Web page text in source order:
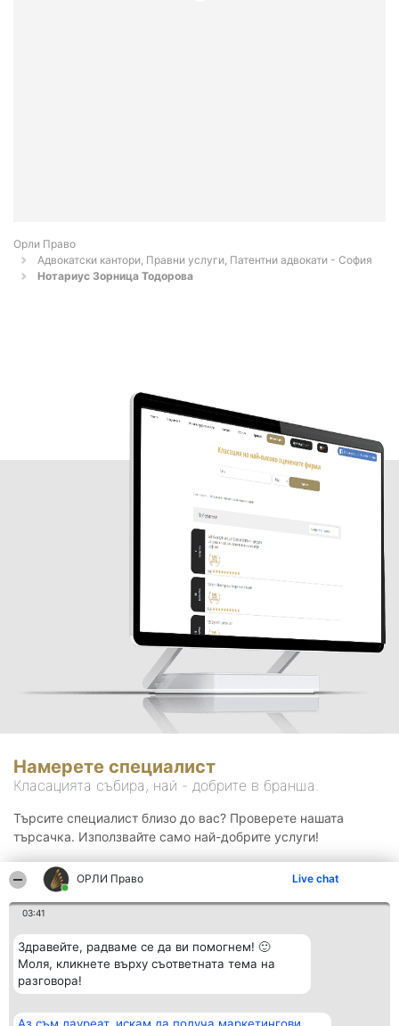
ОРЛИ Право Live chat
03:41
Здравейте, радваме се да ви помогнем! 🙂
Моля, кликнете върху съответната тема на
разговора!
Орли Право
Адвокатски кантори, Правни услуги, Патентни адвокати - София
Нотариус Зорница Тодорова
Намерете специалист
Класацията събира, най - добрите в бранша.
Търсите специалист близо до вас? Проверете нашата
търсачка. Използвайте само най-добрите услуги!